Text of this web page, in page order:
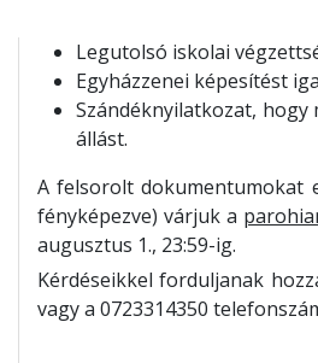
Legutolsó iskolai
Egyházzenei képesítést
Szándéknyilatkozat,
állást.
A felsorolt dokumentumokat
fényképezve) várjuk a
augusztus 1., 23:59-ig.
Kérdéseikkel forduljanak
vagy a 0723314350